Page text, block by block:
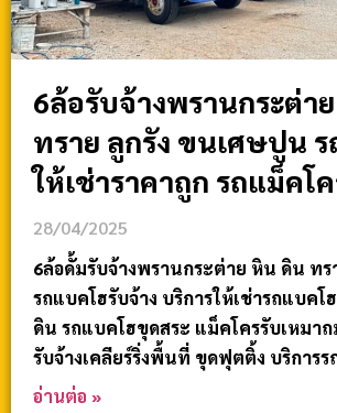
6ล้อรับจ้างพรานกระต่า
ทราย ลูกรัง ขนเศษปูน
ให้เช่าราคาถูก รถแม็คโ
28/04/2025
6ล้อดั้มรับจ้างพรานกระต่าย หิน ดิน ทร
รถแบคโฮรับจ้าง บริการให้เช่ารถแบคโ
ดิน รถแบคโฮขุดสระ แม็คโครรับเหมา
รับจ้างเคลียร์ริ่งพื้นที่ ขุดฟุตติ้ง บริการร
อ่านต่อ »